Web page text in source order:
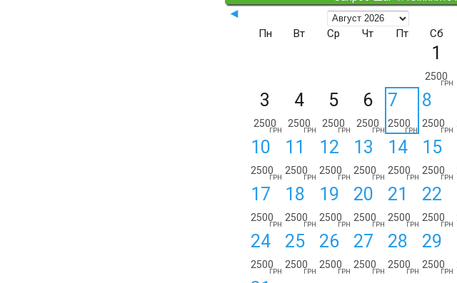
◄
Пн Вт Ср Чт Пт Сб
1
2500
ГРН
3
2500
ГРН
4
2500
ГРН
5
2500
ГРН
6
2500
ГРН
7
2500
ГРН
8
2500
ГРН
10
2500
ГРН
11
2500
ГРН
12
2500
ГРН
13
2500
ГРН
14
2500
ГРН
15
2500
ГРН
17
2500
ГРН
18
2500
ГРН
19
2500
ГРН
20
2500
ГРН
21
2500
ГРН
22
2500
ГРН
24
2500
ГРН
25
2500
ГРН
26
2500
ГРН
27
2500
ГРН
28
2500
ГРН
29
2500
ГРН